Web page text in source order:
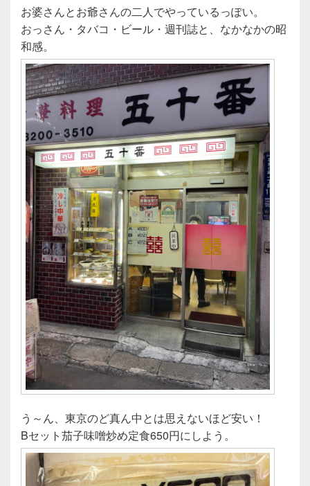
お婆さんとお爺さんの二人でやっているっぽい。
おっさん・タバコ・ビール・週刊誌と、なかなかの昭
和感。
う～ん、東京のど真ん中とは思えないほど安い！
Bセット茄子味噌炒め定食650円にしよう。